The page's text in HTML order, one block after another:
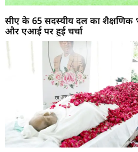
सीए के 65 सदस्यीय दल का शैक्षणिक
और एआई पर हुई चर्चा